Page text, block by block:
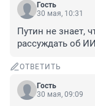
Гость
30 мая, 10:31
Путин не знает,
рассуждать об
ОТВЕТИТЬ
Гость
30 мая, 09:09